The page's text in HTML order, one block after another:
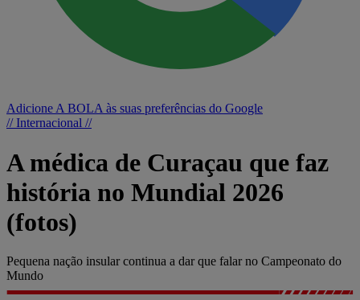
Adicione A BOLA às suas preferências do Google
// Internacional //
A médica de Curaçau que faz
história no Mundial 2026
(fotos)
Pequena nação insular continua a dar que falar no Campeonato do
Mundo